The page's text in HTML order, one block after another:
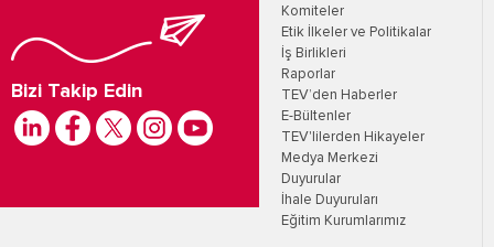
Bizi Takip Edin
Komiteler
Etik İlkeler ve Politikalar
İş Birlikleri
Raporlar
TEV’den Haberler
E-Bültenler
TEV'lilerden Hikayeler
Medya Merkezi
Duyurular
İhale Duyuruları
Eğitim Kurumlarımız